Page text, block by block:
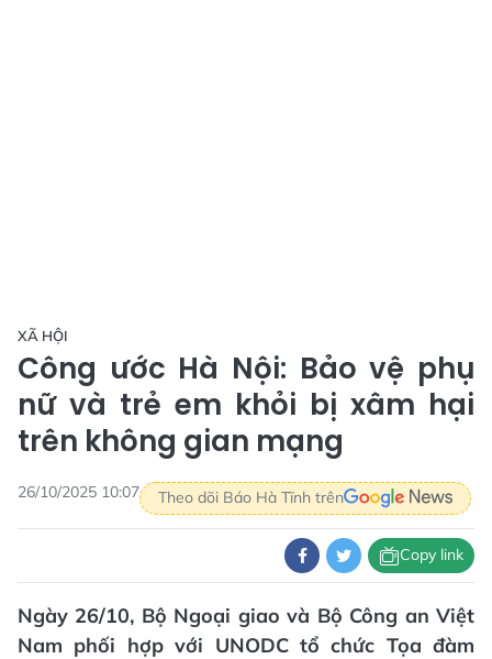
XÃ HỘI
Công ước Hà Nội: Bảo vệ phụ
nữ và trẻ em khỏi bị xâm hại
trên không gian mạng
26/10/2025 10:07 Theo dõi Báo Hà Tĩnh trên
Copy link
Ngày 26/10, Bộ Ngoại giao và Bộ Công an Việt
Nam phối hợp với UNODC tổ chức Tọa đàm